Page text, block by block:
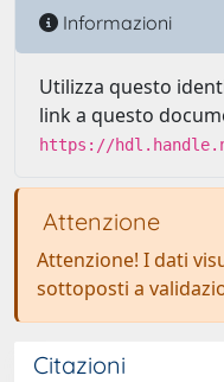
Informazioni
Utilizza questo
link a questo
https://
Attenzione
Attenzione! I dati
sottoposti a
Citazioni